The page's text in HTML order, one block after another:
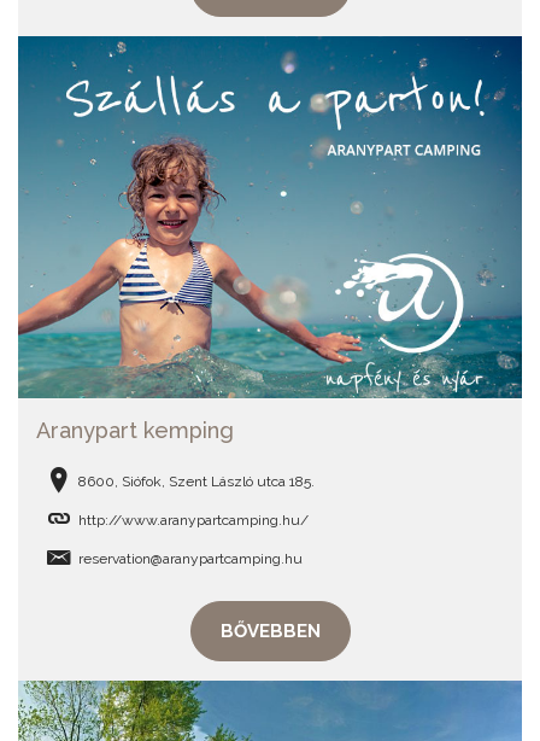
Aranypart kemping
8600, Siófok, Szent László utca 185.
http://www.aranypartcamping.hu/
reservation@aranypartcamping.hu
BŐVEBBEN